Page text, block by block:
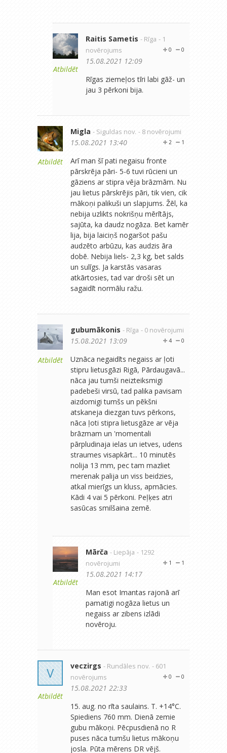
Atbildēt
Raitis Sametis - Rīga - 1
novērojums
0
0
15.08.2021 12:09
Rīgas ziemeļos tīri labi gāž- un
jau 3 pērkoni bija.
Atbildēt
Migla - Siguldas nov. - 8 novērojumi
1
2
15.08.2021 13:40
Arī man šī pati negaisu fronte
pārskrēja pāri- 5-6 tuvi rūcieni un
gāziens ar stipra vēja brāzmām. Nu
jau lietus pārskrējis pāri, tik vien, cik
mākoņi palikuši un slapjums. Žēl, ka
nebija uzlikts nokrišņu mērītājs,
sajūta, ka daudz nogāza. Bet kamēr
lija, bija laiciņš nogaršot pašu
audzēto arbūzu, kas audzis āra
dobē. Nebija liels- 2,3 kg, bet salds
un sulīgs. Ja karstās vasaras
atkārtosies, tad var droši sēt un
sagaidīt normālu ražu.
Atbildēt
gubumākonis - Rīga - 0 novērojumi
0
4
15.08.2021 13:09
Uznāca negaidīts negaiss ar ļoti
stipru lietusgāzi Rigā, Pārdaugavā...
nāca jau tumši neizteiksmigi
padebeši virsū, tad palika pavisam
aizdomigi tumšs un pēkšni
atskaneja diezgan tuvs pērkons,
nāca ļoti stipra lietusgāze ar vēja
brāzmam un 'momentali
pārpludinaja ielas un ietves, udens
straumes visapkārt... 10 minutēs
nolija 13 mm, pec tam mazliet
merenak palija un viss beidzies,
atkal mierīgs un kluss, apmācies.
Kādi 4 vai 5 pērkoni. Peļķes atri
sasūcas smilšaina zemē.
Atbildēt
Mārča - Liepāja - 1292
novērojumi
1
1
15.08.2021 14:17
Man esot Imantas rajonā arī
pamatigi nogāza lietus un
negaiss ar zibens izlādi
novēroju.
V
Atbildēt
veczirgs - Rundāles nov. - 601
novērojums
0
0
15.08.2021 22:33
15. aug. no rīta saulains. T. +14°C.
Spiediens 760 mm. Dienā zemie
gubu mākoņi. Pēcpusdienā no R
puses nāca tumšu lietus mākoņu
josla. Pūta mērens DR vējš.